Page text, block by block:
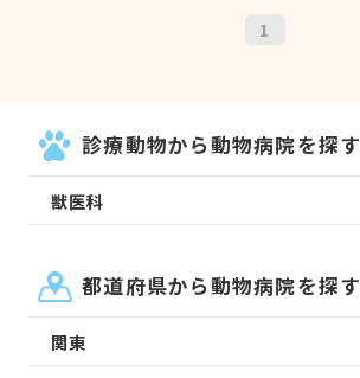
1
診療動物から動物病院を探す
獣医科
都道府県から動物病院を探す
関東